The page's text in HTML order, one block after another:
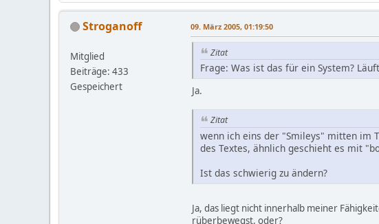
Stroganoff
Mitglied
Beiträge: 433
Gespeichert
09. März 2005, 01:19:50
Zitat
Frage: Was ist das für ein System?
Ja.
Zitat
wenn ich eins der "Smileys" mitten im
des Textes, ähnlich geschieht es mit
Ist das schwierig zu ändern?
Ja, das liegt nicht innerhalb meiner
rüberbewegst, oder?